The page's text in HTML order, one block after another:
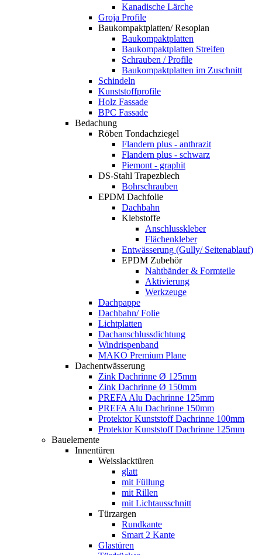
Kanadische Lärche
Groja Profile
Baukompaktplatten/ Resoplan
Baukompaktplatten
Baukompaktplatten Streifen
Schrauben / Profile
Baukompaktplatten im Zuschnitt
Schindeln
Kunststoffprofile
Holz Fassade
BPC Fassade
Bedachung
Röben Tondachziegel
Flandern plus - anthrazit
Flandern plus - schwarz
Piemont - graphit
DS-Stahl Trapezblech
Bohrschrauben
EPDM Dachfolie
Dachbahn
Klebstoffe
Anschlusskleber
Flächenkleber
Entwässerung (Gully/ Seitenablauf)
EPDM Zubehör
Nahtbänder & Formteile
Aktivierung
Werkzeuge
Dachpappe
Dachbahn/ Folie
Lichtplatten
Dachanschlussdichtung
Windrispenband
MAKO Premium Plane
Dachentwässerung
Zink Dachrinne Ø 125mm
Zink Dachrinne Ø 150mm
PREFA Alu Dachrinne 125mm
PREFA Alu Dachrinne 150mm
Protektor Kunststoff Dachrinne 100mm
Protektor Kunststoff Dachrinne 125mm
Bauelemente
Innentüren
Weisslacktüren
glatt
mit Füllung
mit Rillen
mit Lichtausschnitt
Türzargen
Rundkante
Smart 2 Kante
Glastüren